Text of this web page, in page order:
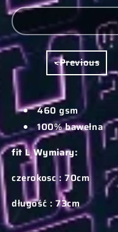
FOR
GOTH
HOODIE
FOR
GOTH
HOODIE
<Previous
460 gsm
100% bawełna
fit L Wymiary:
czerokosc : 70cm
długość : 73cm